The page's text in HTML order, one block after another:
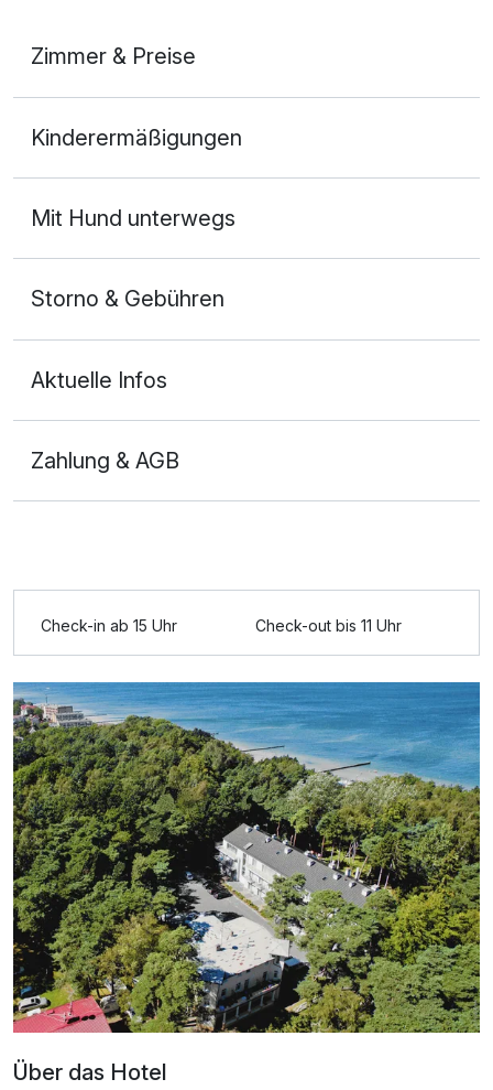
Zimmer & Preise
2 Erwachsene und 1 Kind
Ausstattung
Für 8 Tage p.P. ab260,00 €
Doppelzimmer mit Balkon
Kinderermäßigungen
Mit Hund unterwegs
Storno & Gebühren
Aktuelle Infos
Zahlung & AGB
Check-in ab 15 Uhr Check-out bis 11 Uhr
Über das Hotel